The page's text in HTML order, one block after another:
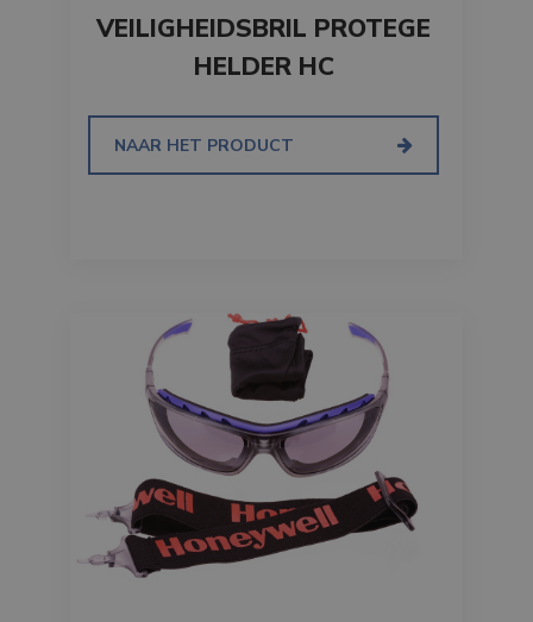
VEILIGHEIDSBRIL PROTEGE
HELDER HC
NAAR HET PRODUCT